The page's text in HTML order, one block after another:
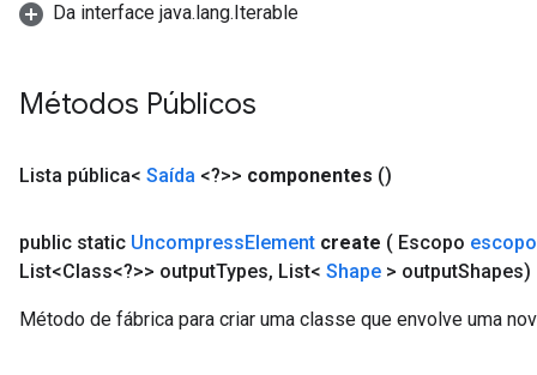
Da interface java.lang.Iterable
Métodos Públicos
Lista pública< Saída <?>> componentes ()
public static UncompressElement create ( Escopo escopo
List<Class<?>> outputTypes, List< Shape > outputShapes)
Método de fábrica para criar uma classe que envolve uma